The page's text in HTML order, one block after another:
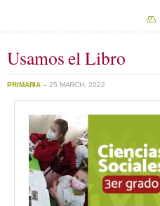
Usamos el Libro
PRIMARIA – 25 MARCH, 2022